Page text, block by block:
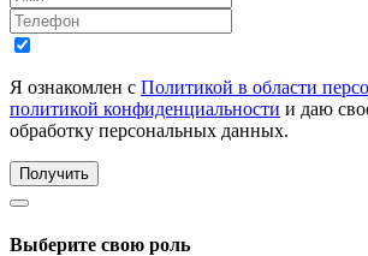
Я ознакомлен с Политикой в области
политикой конфиденциальности и даю
обработку персональных данных.
Получить
Выберите свою роль